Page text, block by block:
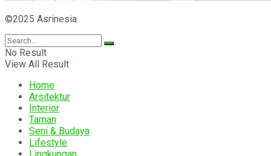
©2025 Asrinesia
No Result
View All Result
Home
Arsitektur
Interior
Taman
Seni & Budaya
Lifestyle